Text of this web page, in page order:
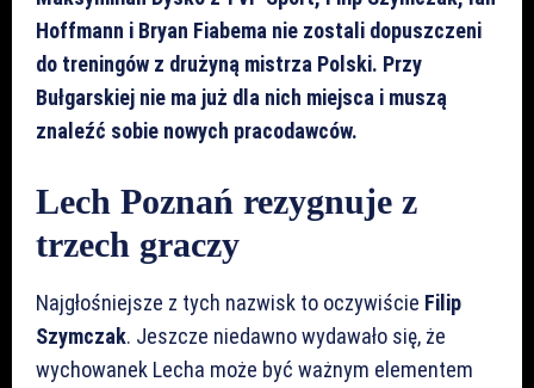
Hoffmann i Bryan Fiabema nie zostali dopuszczeni
do treningów z drużyną mistrza Polski. Przy
Bułgarskiej nie ma już dla nich miejsca i muszą
znaleźć sobie nowych pracodawców.
Lech Poznań rezygnuje z
trzech graczy
Najgłośniejsze z tych nazwisk to oczywiście Filip
Szymczak. Jeszcze niedawno wydawało się, że
wychowanek Lecha może być ważnym elementem